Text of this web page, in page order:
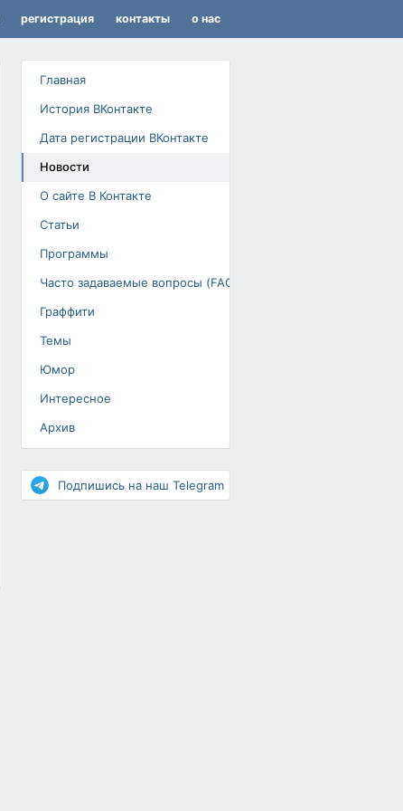
регистрация контакты о нас
Главная
История ВКонтакте
Дата регистрации ВКонтакте
Новости
О сайте В Контакте
Статьи
Программы
Часто задаваемые вопросы (FAQ)
Граффити
Темы
Юмор
Интересное
Архив
Повышение рейтинга
Подпишись на наш Telegram